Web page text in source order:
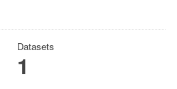
Datasets
1